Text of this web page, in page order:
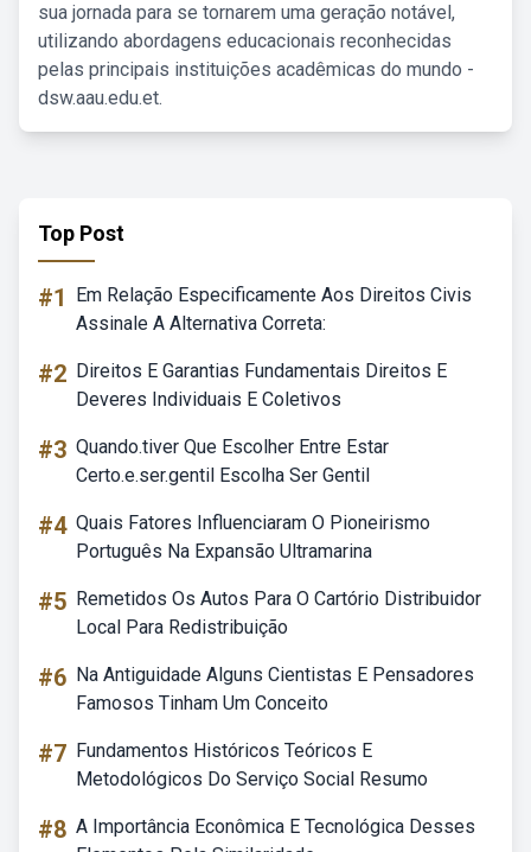
sua jornada para se tornarem uma geração notável,
utilizando abordagens educacionais reconhecidas
pelas principais instituições acadêmicas do mundo -
dsw.aau.edu.et.
Top Post
#1
Em Relação Especificamente Aos Direitos Civis
Assinale A Alternativa Correta:
#2 Direitos E Garantias Fundamentais Direitos E
Deveres Individuais E Coletivos
#3 Quando.tiver Que Escolher Entre Estar
Certo.e.ser.gentil Escolha Ser Gentil
#4 Quais Fatores Influenciaram O Pioneirismo
Português Na Expansão Ultramarina
#5 Remetidos Os Autos Para O Cartório Distribuidor
Local Para Redistribuição
#6 Na Antiguidade Alguns Cientistas E Pensadores
Famosos Tinham Um Conceito
#7 Fundamentos Históricos Teóricos E
Metodológicos Do Serviço Social Resumo
#8 A Importância Econômica E Tecnológica Desses